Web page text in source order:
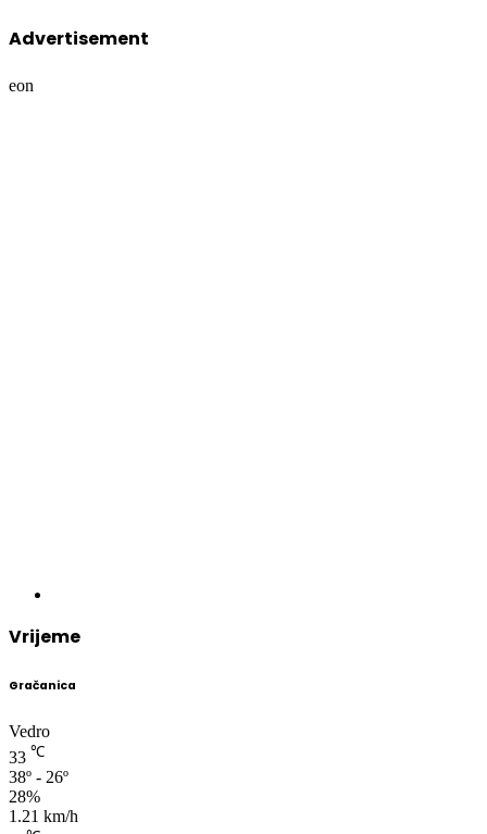
Advertisement
eon
Vrijeme
Gračanica
Vedro
33 ℃
38º - 26º
28%
1.21 km/h